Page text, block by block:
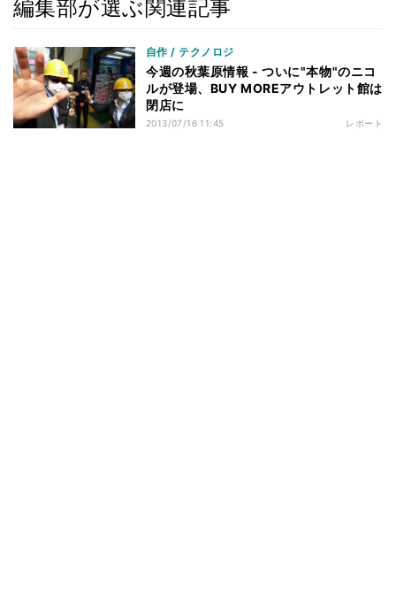
編集部が選ぶ関連記事
自作 / テクノロジ
今週の秋葉原情報 - ついに"本物"のニコ
ルが登場、BUY MOREアウトレット館は
閉店に
2013/07/16 11:45 レポート